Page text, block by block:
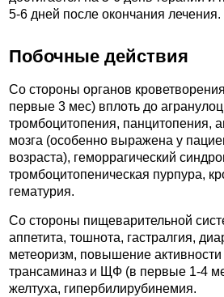
5-6 дней после окончания лечения.
Побочные действия
Со стороны органов
первые 3 мес) вплоть до
тромбоцитопения, панцитопения,
мозга (особенно выражена у
возраста), геморрагический
тромбоцитопеническая пурпура,
гематурия.
Со стороны пищеварительной
аппетита, тошнота, гастралгия,
метеоризм, повышение
трансаминаз и ЩФ (в первые 1-4
желтуха, гипербилирубинемия.